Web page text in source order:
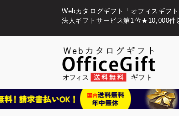
Webカタログギフト「オフィスギフ
法人ギフトサービス第1位★10,000件